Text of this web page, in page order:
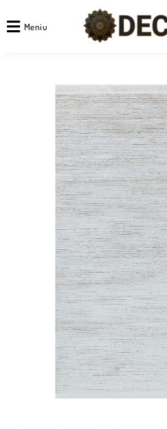
Meniu